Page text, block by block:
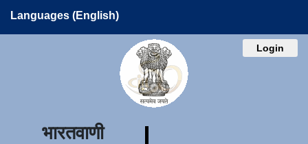
Languages (English)
Login
भारतवाणी